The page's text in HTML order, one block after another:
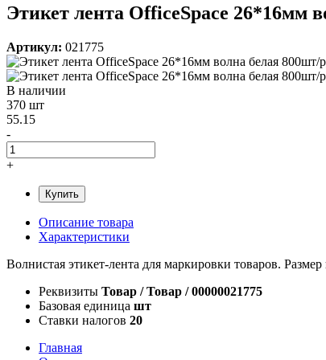
Этикет лента OfficeSpace 26*16мм
Артикул: 021775
В наличии
370 шт
55.15
-
+
Купить
Описание товара
Характеристики
Волнистая этикет-лента для маркировки товаров.
Реквизиты Товар / Товар / 00000021775
Базовая единица шт
Ставки налогов 20
Главная